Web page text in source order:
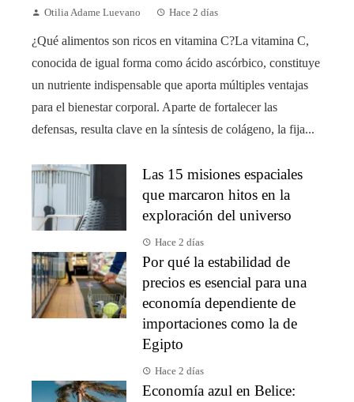
Otilia Adame Luevano Hace 2 días
¿Qué alimentos son ricos en vitamina C?La vitamina C,
conocida de igual forma como ácido ascórbico, constituye
un nutriente indispensable que aporta múltiples ventajas
para el bienestar corporal. Aparte de fortalecer las
defensas, resulta clave en la síntesis de colágeno, la fija...
Las 15 misiones espaciales
que marcaron hitos en la
exploración del universo
Hace 2 días
Por qué la estabilidad de
precios es esencial para una
economía dependiente de
importaciones como la de
Egipto
Hace 2 días
Economía azul en Belice: